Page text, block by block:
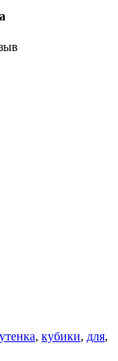
утенка, кубики, для,